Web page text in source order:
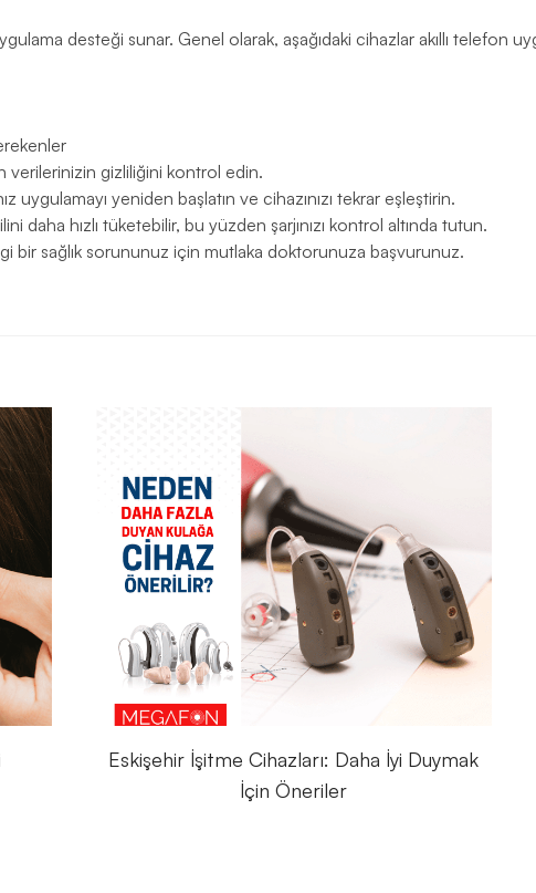
desteği sunar. Genel olarak, aşağıdaki cihazlar akıllı telefon
verilerinizin gizliliğini kontrol edin.
uygulamayı yeniden başlatın ve cihazınızı tekrar eşleştirin.
daha hızlı tüketebilir, bu yüzden şarjınızı kontrol altında tutun.
bir sağlık sorununuz için mutlaka doktorunuza başvurunuz.
Eskişehir İşitme Cihazları: Daha İyi Duymak
İçin Öneriler